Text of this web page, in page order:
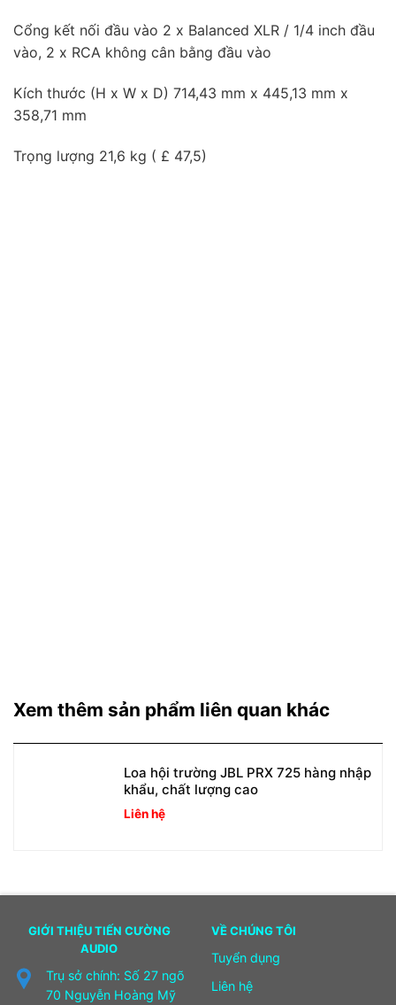
Cổng kết nối đầu vào 2 x Balanced XLR / 1/4 inch đầu
vào, 2 x RCA không cân bằng đầu vào
Kích thước (H x W x D) 714,43 mm x 445,13 mm x
358,71 mm
Trọng lượng 21,6 kg ( £ 47,5)
Xem thêm sản phẩm liên quan khác
Loa hội trường JBL PRX 725 hàng nhập
khẩu, chất lượng cao
Liên hệ
GIỚI THIỆU TIẾN CƯỜNG
AUDIO
Trụ sở chính: Số 27 ngõ
70 Nguyễn Hoàng Mỹ
VỀ CHÚNG TÔI
Tuyển dụng
Liên hệ